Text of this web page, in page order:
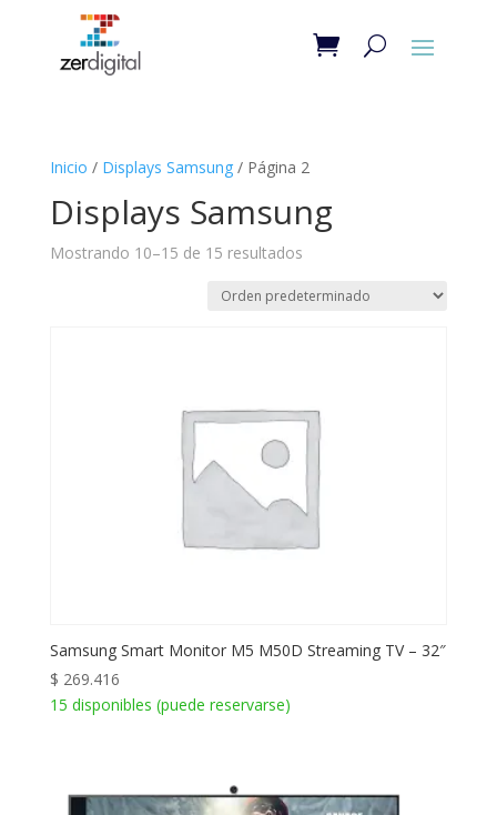
Inicio / Displays Samsung/ Página 2
Displays Samsung
Mostrando 10–15 de 15 resultados
Samsung Smart Monitor M5 M50D Streaming TV – 32″
$ 269.416
15 disponibles (puede reservarse)